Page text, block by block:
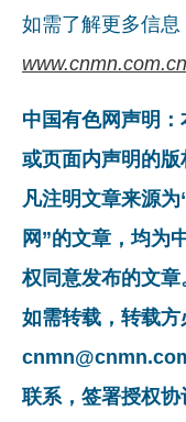
如需了解更多信息
www.cnmn.com.cn
中国有色网声明
或页面内声明的版
凡注明文章来源
网”的文章，均为
权同意发布的文章
如需转载，转载方
联系，签署授权协